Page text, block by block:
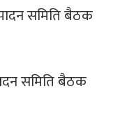
समिति बैठक
समिति बैठक